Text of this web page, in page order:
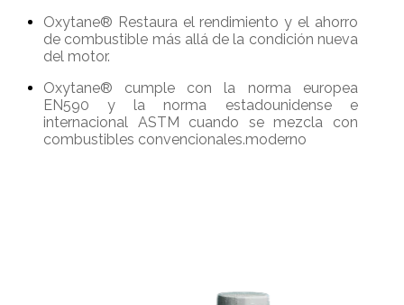
Oxytane® Restaura el rendimiento y el ahorro
de combustible más allá de la condición nueva
del motor.
Oxytane® cumple con la norma europea
EN590 y la norma estadounidense e
internacional ASTM cuando se mezcla con
combustibles convencionales.moderno